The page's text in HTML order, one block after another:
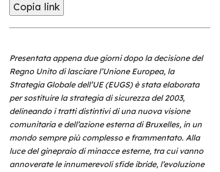
Copia link
Presentata appena due giorni dopo la decisione del
Regno Unito di lasciare l’Unione Europea, la
Strategia Globale dell’UE (EUGS) è stata elaborata
per sostituire la strategia di sicurezza del 2003,
delineando i tratti distintivi di una nuova visione
comunitaria e dell’azione esterna di Bruxelles, in un
mondo sempre più complesso e frammentato. Alla
luce del ginepraio di minacce esterne, tra cui vanno
annoverate le innumerevoli sfide ibride, l’evoluzione